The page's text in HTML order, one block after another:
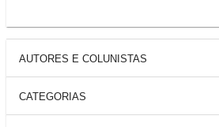
AUTORES E COLUNISTAS
CATEGORIAS